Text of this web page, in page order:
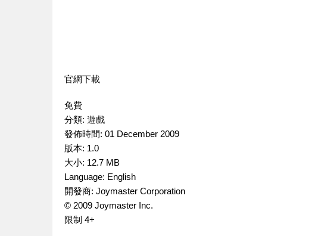
官網下載
免費
分類: 遊戲
發佈時間: 01 December 2009
版本: 1.0
大小: 12.7 MB
Language: English
開發商: Joymaster Corporation
© 2009 Joymaster Inc.
限制 4+